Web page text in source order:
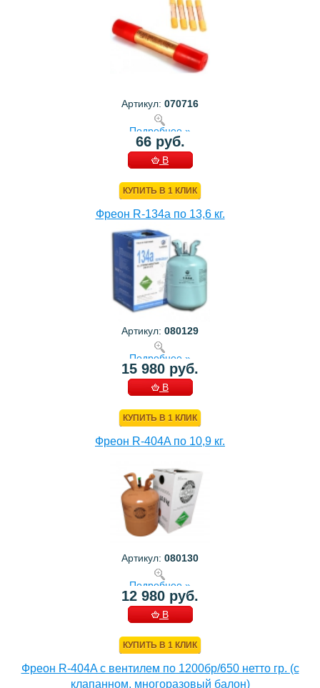
Артикул: 070716
Подробнее »
66 руб.
В
КУПИТЬ В 1 КЛИК
Фреон R-134a по 13,6 кг.
Артикул: 080129
Подробнее »
15 980 руб.
В
КУПИТЬ В 1 КЛИК
Фреон R-404A по 10,9 кг.
Артикул: 080130
Подробнее »
12 980 руб.
В
КУПИТЬ В 1 КЛИК
Фреон R-404A с вентилем по 1200бр/650 нетто гр. (с
клапанном, многоразовый балон)